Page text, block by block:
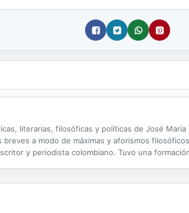
literarias, filosóficas y políticas de José
a modo de máximas y aforismos
y periodista colombiano. Tuvo una